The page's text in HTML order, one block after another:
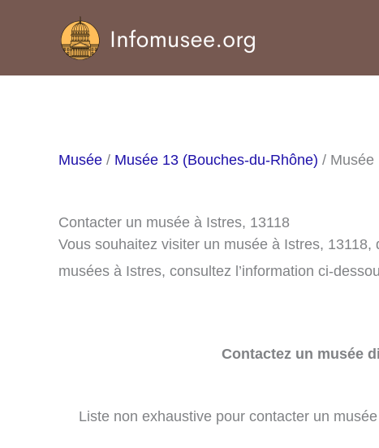
Musée / Musée 13 (Bouches-du-Rhône) / Musée
Contacter un musée à Istres, 13118
Vous souhaitez visiter un musée à Istres,
musées à Istres, consultez l’information ci-
Contactez un musée
Liste non exhaustive pour contacter un